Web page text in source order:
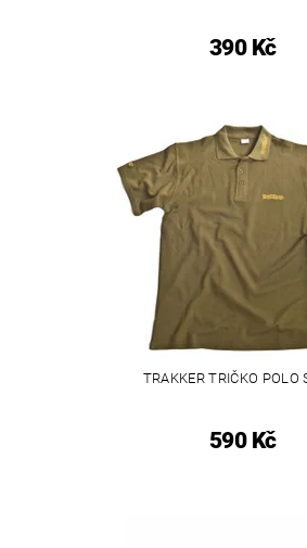
390 Kč
TRAKKER TRIČKO POLO
590 Kč